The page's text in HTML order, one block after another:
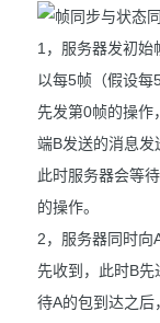
1，服务器发初始
以每5帧（假设每
先发第0帧的操作
端B发送的消息发
此时服务器会等
的操作。
2，服务器同时向
先收到，此时B
待A的包到达之后